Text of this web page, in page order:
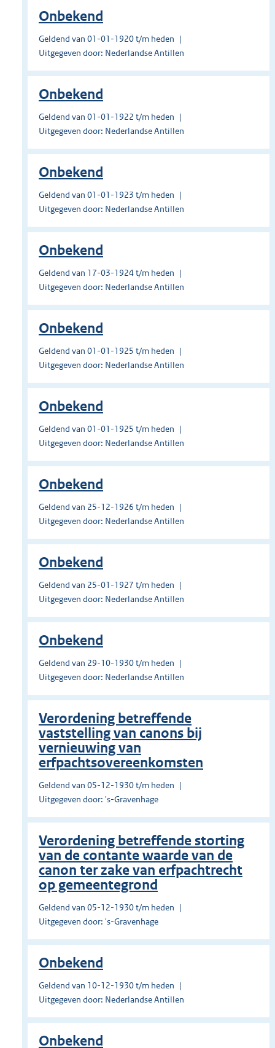
Onbekend
Geldend van 01-01-1920 t/m heden
Uitgegeven door: Nederlandse Antillen
Onbekend
Geldend van 01-01-1922 t/m heden
Uitgegeven door: Nederlandse Antillen
Onbekend
Geldend van 01-01-1923 t/m heden
Uitgegeven door: Nederlandse Antillen
Onbekend
Geldend van 17-03-1924 t/m heden
Uitgegeven door: Nederlandse Antillen
Onbekend
Geldend van 01-01-1925 t/m heden
Uitgegeven door: Nederlandse Antillen
Onbekend
Geldend van 01-01-1925 t/m heden
Uitgegeven door: Nederlandse Antillen
Onbekend
Geldend van 25-12-1926 t/m heden
Uitgegeven door: Nederlandse Antillen
Onbekend
Geldend van 25-01-1927 t/m heden
Uitgegeven door: Nederlandse Antillen
Onbekend
Geldend van 29-10-1930 t/m heden
Uitgegeven door: Nederlandse Antillen
Verordening betreffende
vaststelling van canons bij
vernieuwing van
erfpachtsovereenkomsten
Geldend van 05-12-1930 t/m heden
Uitgegeven door: 's-Gravenhage
Verordening betreffende storting
van de contante waarde van de
canon ter zake van erfpachtrecht
op gemeentegrond
Geldend van 05-12-1930 t/m heden
Uitgegeven door: 's-Gravenhage
Onbekend
Geldend van 10-12-1930 t/m heden
Uitgegeven door: Nederlandse Antillen
Onbekend